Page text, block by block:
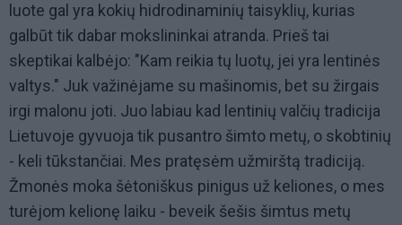
luote gal yra kokių hidrodinaminių taisyklių, kurias
galbūt tik dabar mokslininkai atranda. Prieš tai
skeptikai kalbėjo: "Kam reikia tų luotų, jei yra lentinės
valtys." Juk važinėjame su mašinomis, bet su žirgais
irgi malonu joti. Juo labiau kad lentinių valčių tradicija
Lietuvoje gyvuoja tik pusantro šimto metų, o skobtinių
- keli tūkstančiai. Mes pratęsėm užmirštą tradiciją.
Žmonės moka šėtoniškus pinigus už keliones, o mes
turėjom kelionę laiku - beveik šešis šimtus metų